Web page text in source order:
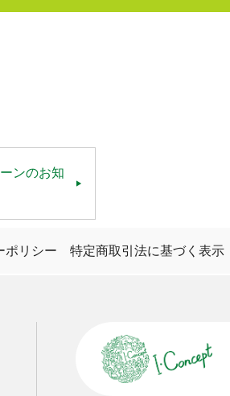
ンのお知
ポリシー 特定商取引法に基づく表示